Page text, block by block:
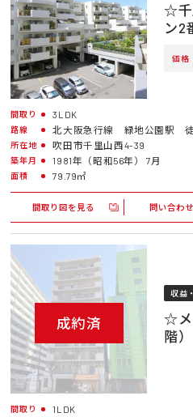
☆千
ン2
価格
間取り 3LDK
路線 北大阪急行線 緑地公園駅
所在地 吹田市千里山西4-39
築年月 1981年（昭和56年） 7月
面積 79.79㎡
間取り図を見る 問い合わ
成約済
収益
☆メ
階）
間取り 1LDK